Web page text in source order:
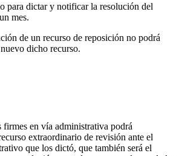
para dictar y notificar la resolución del
mes.
de un recurso de reposición no podrá
dicho recurso.
firmes en vía administrativa podrá
extraordinario de revisión ante el
que los dictó, que también será el